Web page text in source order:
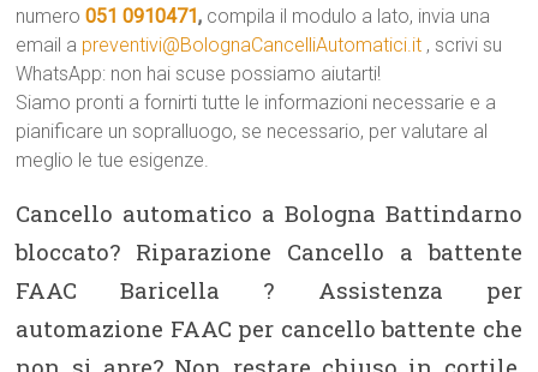
numero051 0910471, compila il modulo a lato, invia una
email a preventivi@BolognaCancelliAutomatici.it , scrivi su
WhatsApp: non hai scuse possiamo aiutarti!
Siamo pronti a fornirti tutte le informazioni necessarie e a
pianificare un sopralluogo, se necessario, per valutare al
meglio le tue esigenze.
Cancello automatico a Bologna Battindarno
bloccato? Riparazione Cancello a battente
FAAC Baricella ? Assistenza per
automazione FAAC per cancello battente che